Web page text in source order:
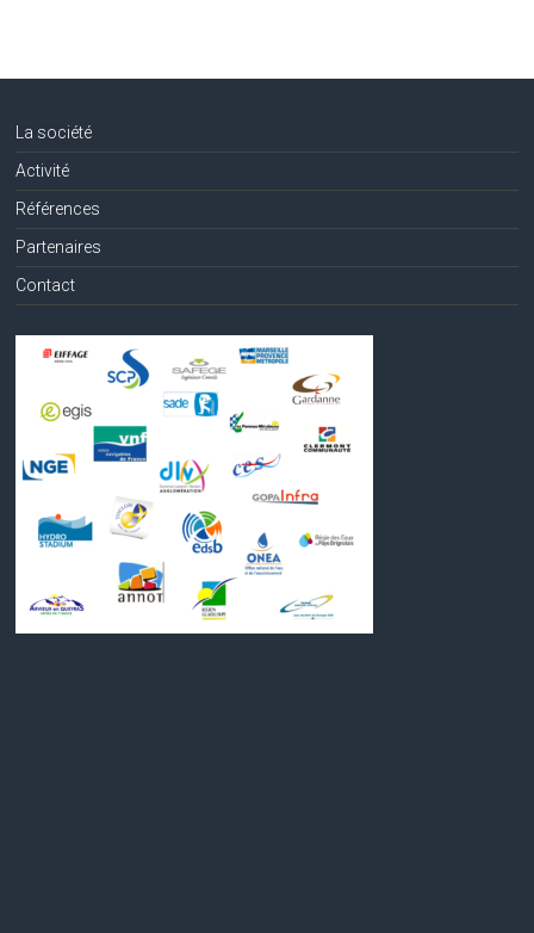
La société
Activité
Références
Partenaires
Contact